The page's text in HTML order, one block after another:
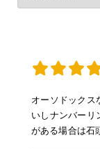
オーソドックス
いしナンバーリ
がある場合は石